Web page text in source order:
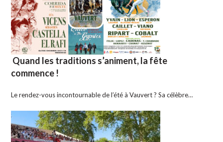
Quand les traditions s’animent, la fête
commence !
Le rendez-vous incontournable de l’été à Vauvert ? Sa célèbre…